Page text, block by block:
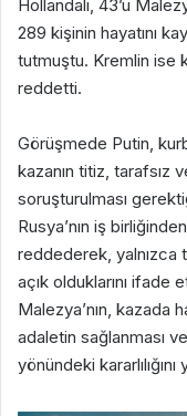
Hollandalı, 43’ü
289 kişinin hayatını
tutmuştu. Kremlin ise
reddetti.
Görüşmede Putin,
kazanın titiz, tarafsız
soruşturulması
Rusya’nın iş
reddederek, yalnızca
açık olduklarını ifade
Malezya’nın, kazada
adaletin sağlanması
yönündeki kararlılığını